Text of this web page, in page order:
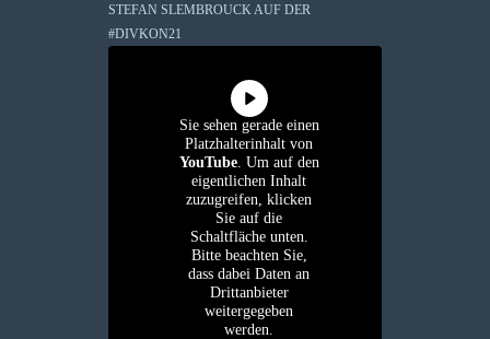
STEFAN SLEMBROUCK AUF DER
#DIVKON21
Sie sehen gerade einen
Platzhalterinhalt von
YouTube. Um auf den
eigentlichen Inhalt
zuzugreifen, klicken
Sie auf die
Schaltfläche unten.
Bitte beachten Sie,
dass dabei Daten an
Drittanbieter
weitergegeben
werden.